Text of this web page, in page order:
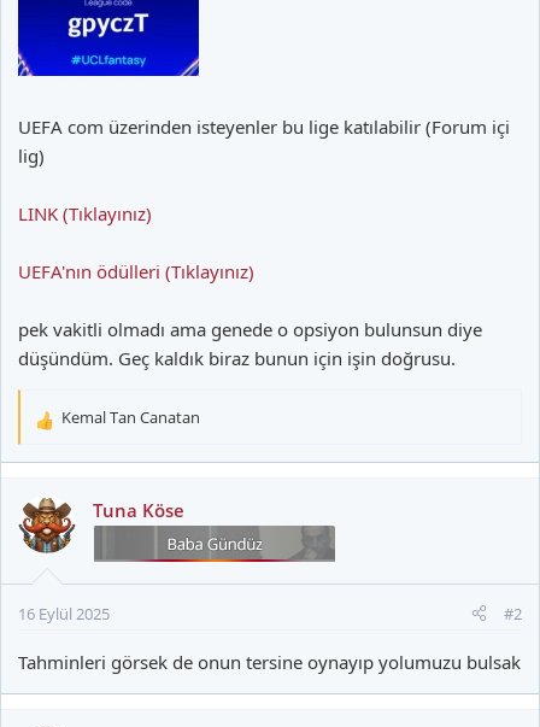
UEFA com üzerinden isteyenler bu lige katılabilir (Forum içi
lig)
LINK (Tıklayınız)
UEFA'nın ödülleri (Tıklayınız)
pek vakitli olmadı ama genede o opsiyon bulunsun diye
düşündüm. Geç kaldık biraz bunun için işin doğrusu.
T
k
i
l
:
Kemal Tan Canatan
Tuna Köse
16 Eylül 2025 #2
Tahminleri görsek de onun tersine oynayıp yolumuzu bulsak